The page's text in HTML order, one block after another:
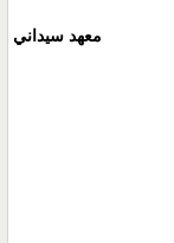
معهد سيداني